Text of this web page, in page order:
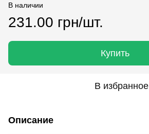
В наличии
231.00 грн/шт.
Купить
В избранное
Описание